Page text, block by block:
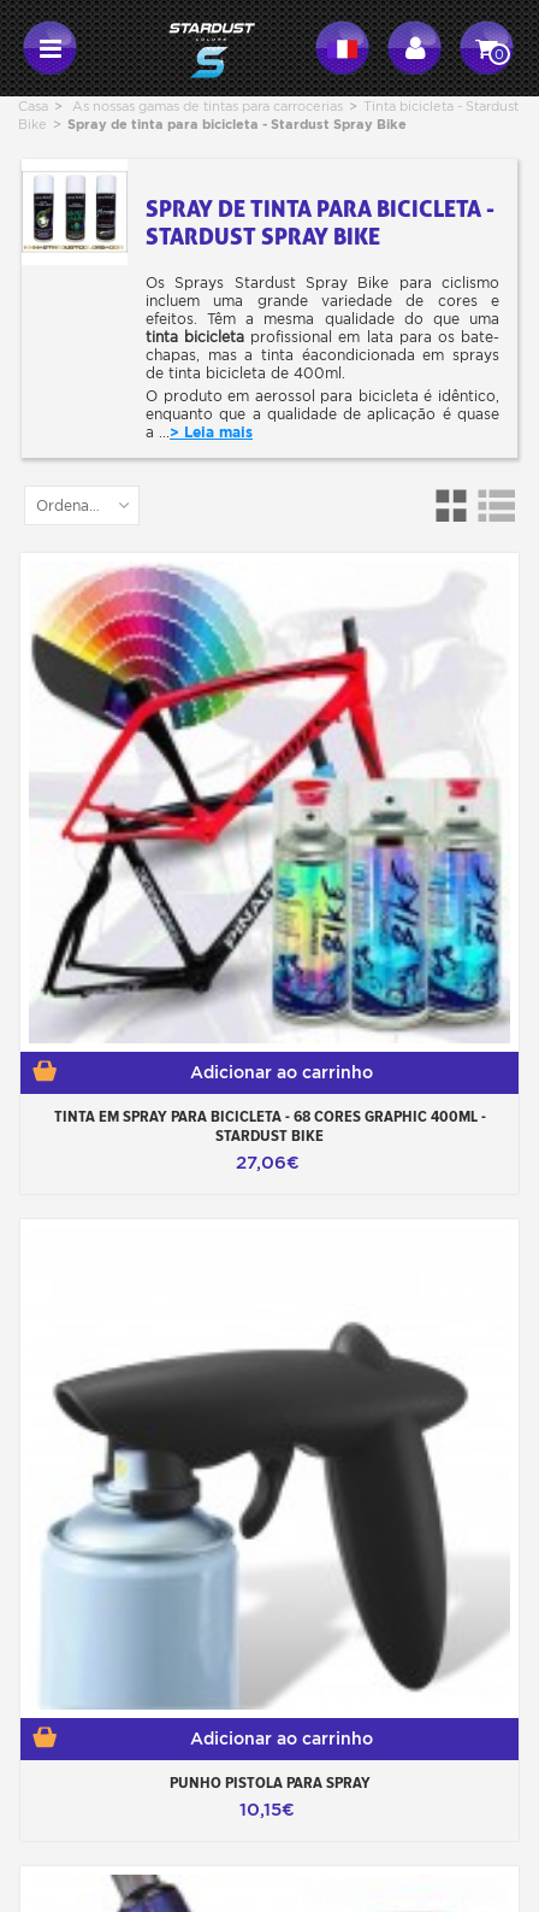
0
Casa > As nossas gamas de tintas para carrocerias > Tinta bicicleta - Stardust
Bike > Spray de tinta para bicicleta - Stardust Spray Bike
SPRAY DE TINTA PARA BICICLETA -
STARDUST SPRAY BIKE
Os Sprays Stardust Spray Bike para ciclismo
incluem uma grande variedade de cores e
efeitos. Têm a mesma qualidade do que uma
tinta bicicleta profissional em lata para os bate-
chapas, mas a tinta éacondicionada em sprays
de tinta bicicleta de 400ml.
O produto em aerossol para bicicleta é idêntico,
enquanto que a qualidade de aplicação é quase
a ...> Leia mais
Ordenar por
Adicionar ao carrinho
TINTA EM SPRAY PARA BICICLETA - 68 CORES GRAPHIC 400ML -
STARDUST BIKE
27,06€
Adicionar ao carrinho
PUNHO PISTOLA PARA SPRAY
10,15€